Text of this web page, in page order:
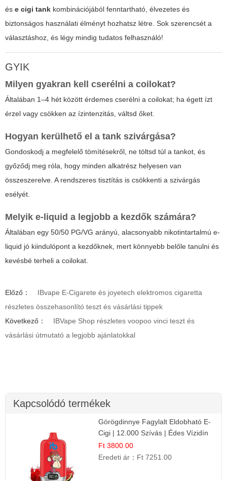
és e cigi tank kombinációjából fenntartható, élvezetes és
biztonságos használati élményt hozhatsz létre. Sok szerencsét a
választáshoz, és légy mindig tudatos felhasználó!
GYIK
Milyen gyakran kell cserélni a coilokat?
Általában 1–4 hét között érdemes cserélni a coilokat; ha égett ízt
érzel vagy csökken az ízintenzitás, váltsd őket.
Hogyan kerülhető el a tank szivárgása?
Gondoskodj a megfelelő tömítésekről, ne töltsd túl a tankot, és
győződj meg róla, hogy minden alkatrész helyesen van
összeszerelve. A rendszeres tisztítás is csökkenti a szivárgás
esélyét.
Melyik e-liquid a legjobb a kezdők számára?
Általában egy 50/50 PG/VG arányú, alacsonyabb nikotintartalmú e-
liquid jó kiindulópont a kezdőknek, mert könnyebb belőle tanulni és
kevésbé terheli a coilokat.
Előző：
IBvape E-Cigarete és joyetech elektromos cigaretta
részletes összehasonlító teszt és vásárlási tippek
Következő：
IBVape Shop részletes voopoo vinci teszt és
vásárlási útmutató a legjobb ajánlatokkal
Kapcsolódó termékek
Görögdinnye Fagylalt Eldobható E-
Cigi | 12.000 Szívás | Édes Vízidín
Íz
Ft 3800.00
Eredeti ár： Ft 7251.00